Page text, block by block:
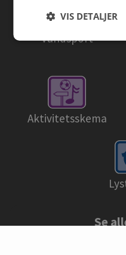
Vandsport
Aktivitetsskema
Se
VIS DETALJER